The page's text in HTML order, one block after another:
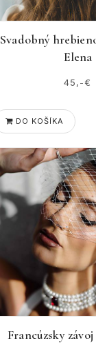
Svadobný
Elena
45,-€
DO KOŠÍKA
Francúzsky